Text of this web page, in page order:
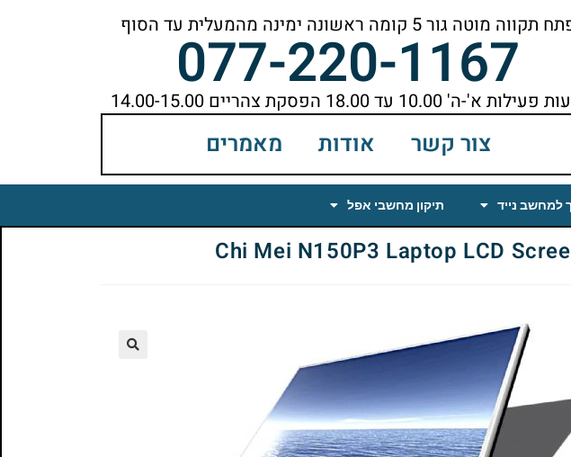
תקווה מוטה גור 5 קומה ראשונה ימינה מהמעלית עד הסוף
077-220-1167
א'-ה' 10.00 עד 18.00 הפסקת צהריים 14.00-15.00
צור קשר אודות מאמרים
נייד תיקון מחשבי אפל